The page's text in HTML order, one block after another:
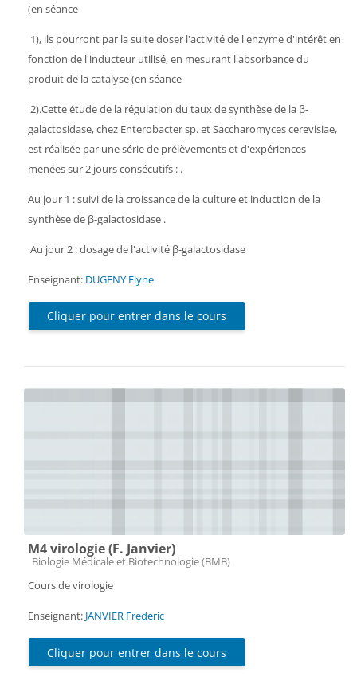
(en séance
1), ils pourront par la suite doser l'activité de l'enzyme d'intérêt en
fonction de l'inducteur utilisé, en mesurant l'absorbance du
produit de la catalyse (en séance
2).Cette étude de la régulation du taux de synthèse de la β-
galactosidase, chez Enterobacter sp. et Saccharomyces cerevisiae,
est réalisée par une série de prélèvements et d'expériences
menées sur 2 jours consécutifs : .
Au jour 1 : suivi de la croissance de la culture et induction de la
synthèse de β-galactosidase .
Au jour 2 : dosage de l'activité β-galactosidase
Enseignant: DUGENY Elyne
Cliquer pour entrer dans le cours
M4 virologie (F. Janvier)
Catégorie de cours
Biologie Médicale et Biotechnologie (BMB)
Cours de virologie
Enseignant: JANVIER Frederic
Cliquer pour entrer dans le cours